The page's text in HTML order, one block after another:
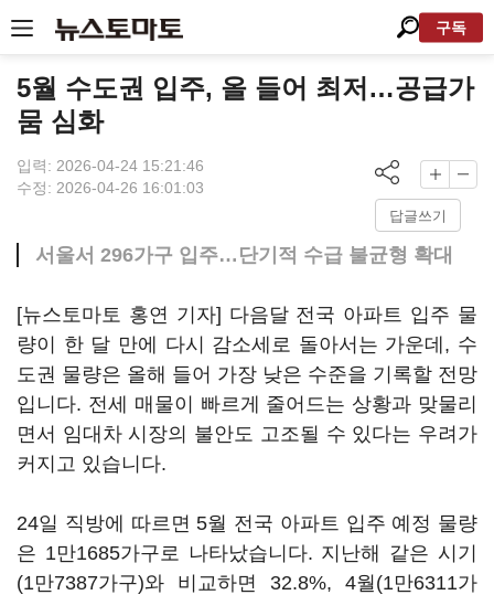
구독
5월 수도권 입주, 올 들어 최저…공급가
뭄 심화
입력: 2026-04-24 15:21:46
수정: 2026-04-26 16:01:03
답글쓰기
서울서 296가구 입주…단기적 수급 불균형 확대
[뉴스토마토 홍연 기자] 다음달 전국 아파트 입주 물
량이 한 달 만에 다시 감소세로 돌아서는 가운데, 수
도권 물량은 올해 들어 가장 낮은 수준을 기록할 전망
입니다. 전세 매물이 빠르게 줄어드는 상황과 맞물리
면서 임대차 시장의 불안도 고조될 수 있다는 우려가
커지고 있습니다.
24일 직방에 따르면 5월 전국 아파트 입주 예정 물량
은 1만1685가구로 나타났습니다. 지난해 같은 시기
(1만7387가구)와 비교하면 32.8%, 4월(1만6311가